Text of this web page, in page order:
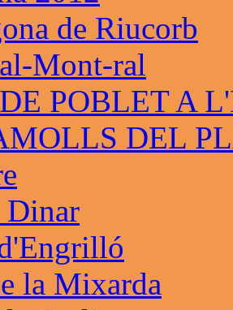
de Riucorb
Mont-ral
POBLET A
DEL
la Mixarda